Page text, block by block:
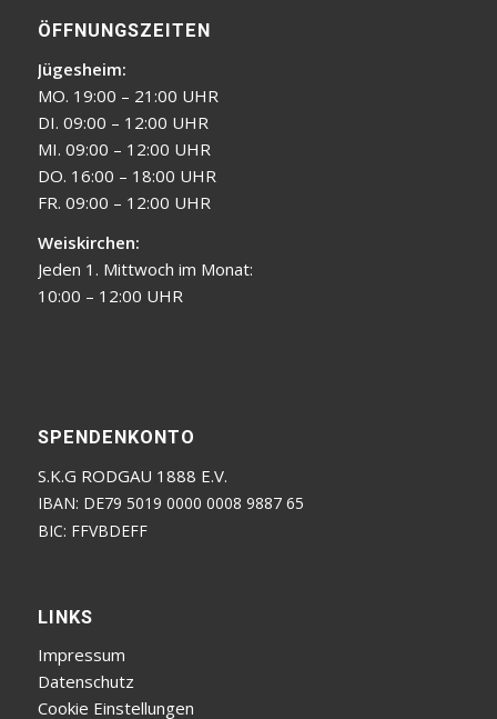
ÖFFNUNGSZEITEN
Jügesheim:
MO. 19:00 – 21:00 UHR
DI. 09:00 – 12:00 UHR
MI. 09:00 – 12:00 UHR
DO. 16:00 – 18:00 UHR
FR. 09:00 – 12:00 UHR
Weiskirchen:
Jeden 1. Mittwoch im Monat:
10:00 – 12:00 UHR
SPENDENKONTO
S.K.G RODGAU 1888 E.V.
IBAN: DE79 5019 0000 0008 9887 65
BIC: FFVBDEFF
LINKS
Impressum
Datenschutz
Cookie Einstellungen